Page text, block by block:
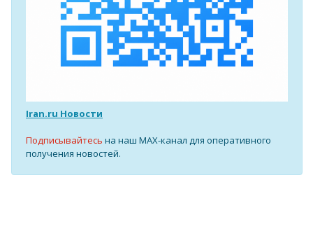
Iran.ru Новости
Подписывайтесь на наш MAX-канал для оперативного
получения новостей.